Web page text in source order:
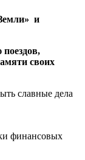
и
своих
славные дела
финансовых